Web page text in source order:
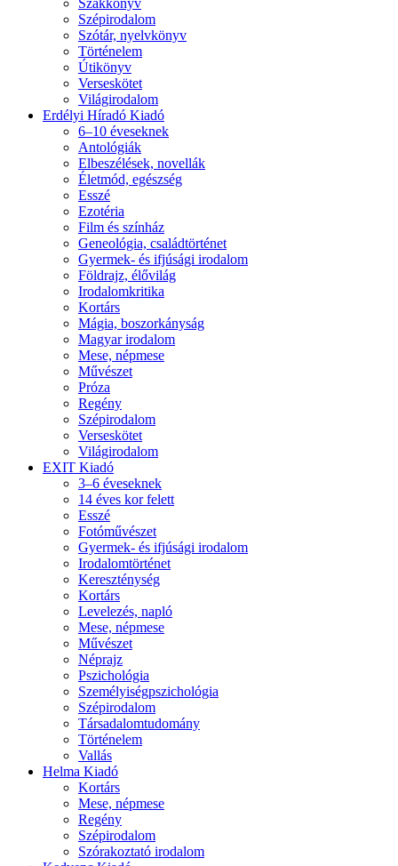
Szépirodalom
Szótár, nyelvkönyv
Történelem
Útikönyv
Verseskötet
Világirodalom
Erdélyi Híradó Kiadó
6–10 éveseknek
Antológiák
Elbeszélések, novellák
Életmód, egészség
Esszé
Ezotéria
Film és színház
Geneológia, családtörténet
Gyermek- és ifjúsági irodalom
Földrajz, élővilág
Irodalomkritika
Kortárs
Mágia, boszorkányság
Magyar irodalom
Mese, népmese
Művészet
Próza
Regény
Szépirodalom
Verseskötet
Világirodalom
EXIT Kiadó
3–6 éveseknek
14 éves kor felett
Esszé
Fotóművészet
Gyermek- és ifjúsági irodalom
Irodalomtörténet
Kereszténység
Kortárs
Levelezés, napló
Mese, népmese
Művészet
Néprajz
Pszichológia
Személyiségpszichológia
Szépirodalom
Társadalomtudomány
Történelem
Vallás
Helma Kiadó
Kortárs
Mese, népmese
Regény
Szépirodalom
Szórakoztató irodalom